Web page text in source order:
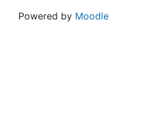
Powered by Moodle